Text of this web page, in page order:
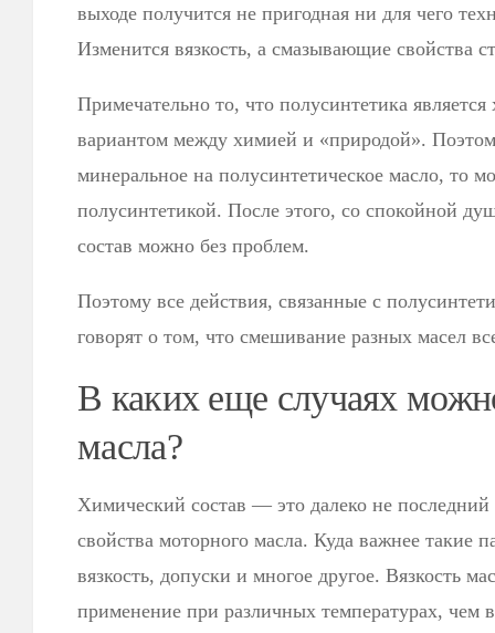
выходе получится не пригодная ни для чего
Изменится вязкость, а смазывающие свойства
Примечательно то, что полусинтетика
вариантом между химией и «природой».
минеральное на полусинтетическое масло, то
полусинтетикой. После этого, со спокойной
состав можно без проблем.
Поэтому все действия, связанные с
говорят о том, что смешивание разных масел
В каких еще случаях
масла?
Химический состав — это далеко не
свойства моторного масла. Куда важнее такие
вязкость, допуски и многое другое. Вязкость
применение при различных температурах, чем